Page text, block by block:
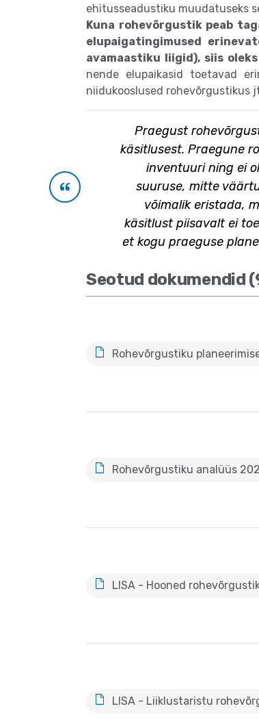
ehitusseadustiku muudatuseks
Kuna rohevõrgustik peab
elupaigatingimused
avamaastiku liigid), siis
nende elupaikasid toetavad
niidukooslused rohevõrgustikus
Praegust
käsitlusest. Praegune
inventuuri ning ei
suuruse, mitte
võimalik eristada,
käsitlust piisavalt ei
et kogu praeguse
Seotud dokumendid
Rohevõrgustiku
Rohevõrgustiku analüüs
LISA - Hooned
LISA - Liiklustaristu